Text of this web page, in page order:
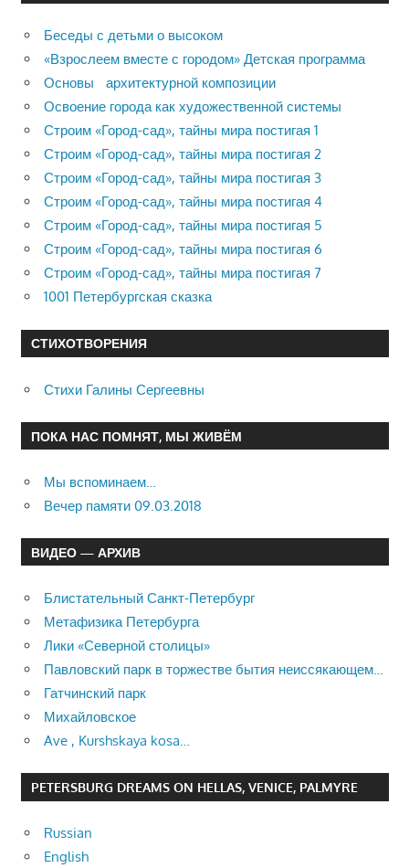
Беседы с детьми о высоком
«Взрослеем вместе с городом» Детская программа
Основы архитектурной композиции
Освоение города как художественной системы
Строим «Город-сад», тайны мира постигая 1
Строим «Город-сад», тайны мира постигая 2
Строим «Город-сад», тайны мира постигая 3
Строим «Город-сад», тайны мира постигая 4
Строим «Город-сад», тайны мира постигая 5
Строим «Город-сад», тайны мира постигая 6
Строим «Город-сад», тайны мира постигая 7
1001 Петербургская сказка
СТИХОТВОРЕНИЯ
Стихи Галины Сергеевны
ПОКА НАС ПОМНЯТ, МЫ ЖИВЁМ
Мы вспоминаем…
Вечер памяти 09.03.2018
ВИДЕО — АРХИВ
Блистательный Санкт-Петербург
Метафизика Петербурга
Лики «Северной столицы»
Павловский парк в торжестве бытия неиссякающем…
Гатчинский парк
Михайловское
Ave , Kurshskaya kosa…
PETERSBURG DREAMS ON HELLAS, VENICE, PALMYRE
Russian
English